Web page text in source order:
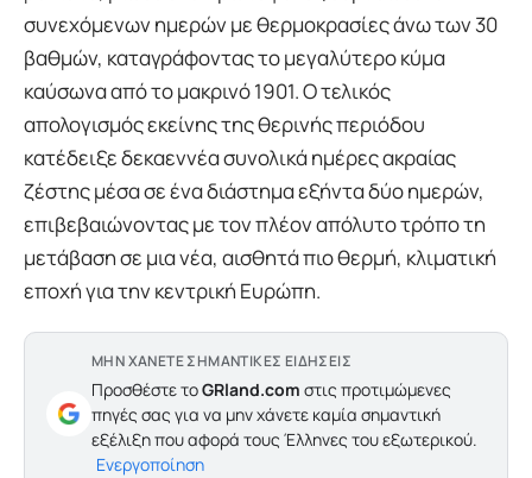
συνεχόμενων ημερών με θερμοκρασίες άνω των 30
βαθμών, καταγράφοντας το μεγαλύτερο κύμα
καύσωνα από το μακρινό 1901. Ο τελικός
απολογισμός εκείνης της θερινής περιόδου
κατέδειξε δεκαεννέα συνολικά ημέρες ακραίας
ζέστης μέσα σε ένα διάστημα εξήντα δύο ημερών,
επιβεβαιώνοντας με τον πλέον απόλυτο τρόπο τη
μετάβαση σε μια νέα, αισθητά πιο θερμή, κλιματική
εποχή για την κεντρική Ευρώπη.
ΜΗΝ ΧΑΝΕΤΕ ΣΗΜΑΝΤΙΚΕΣ ΕΙΔΗΣΕΙΣ
Προσθέστε τοGRland.com στις προτιμώμενες
πηγές σας για να μην χάνετε καμία σημαντική
εξέλιξη που αφορά τους Έλληνες του εξωτερικού.
Ενεργοποίηση